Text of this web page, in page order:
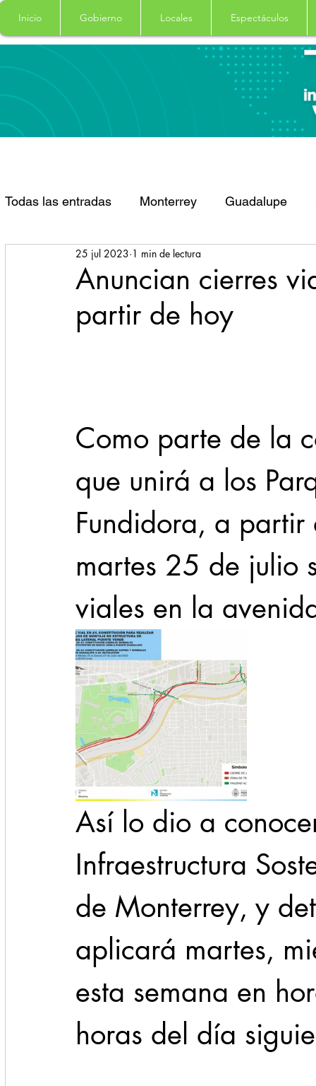
Inicio Gobierno Locales Espectáculos
Todas las entradas Monterrey Guadalupe
Santa Catarina San Pedro Garza Garcia
Espectaculos Clima Principal
Seguridad 31abr
Anuncian cierres
partir de hoy
25 jul 2023 1 min de lectura
Como parte de la
que unirá a los
Fundidora, a
martes 25 de julio
viales en la
Así lo dio a
Infraestructura
de Monterrey, y
aplicará martes,
esta semana en
horas del día